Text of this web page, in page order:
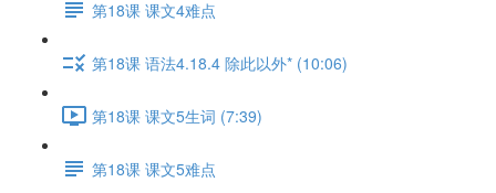
第18课 课文4难点
第18课 语法4.18.4 除此以外* (10:06)
第18课 课文5生词 (7:39)
第18课 课文5难点